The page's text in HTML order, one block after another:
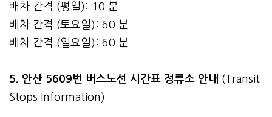
배차 간격 (평일): 10 분
배차 간격 (토요일): 60 분
배차 간격 (일요일): 60 분
5. 안산 5609번 버스노선 시간표 정류소 안내 (Transit
Stops Information)